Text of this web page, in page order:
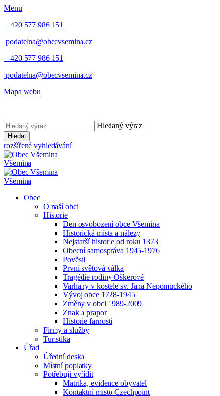
Menu
+420 577 986 151
podatelna@obecvsemina.cz
+420 577 986 151
podatelna@obecvsemina.cz
Mapa webu
Hledaný výraz
Hledat
rozšířené vyhledávání
Všemina
Všemina
Obec
O naší obci
Historie
Den osvobození obce Všemina
Historická místa a nálezy
Nejstarší historie od roku 1373
Obecní samospráva 1945-1976
Pověsti
První světová válka
Tragédie rodiny Oškerové
Varhany v kostele sv. Jana Nepomuckého
Vývoj obce 1728-1945
Změny v obci 1989-2009
Znak a prapor
Historie farnosti
Firmy a služby
Turistika
Úřad
Úřední deska
Místní poplatky
Potřebuji vyřídit
Matrika, evidence obyvatel
Kontaktní místo Czechpoint